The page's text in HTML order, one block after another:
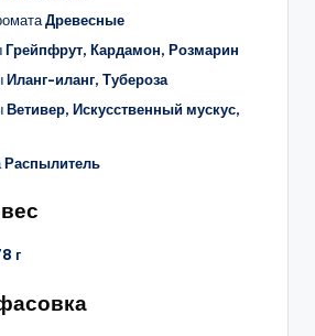
Древесные
Грейпфрут, Кардамон, Розмарин
Иланг-иланг, Тубероза
Ветивер, Искусственный мускус,
Распылитель
г